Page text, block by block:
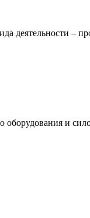
деятельности –
оборудования и